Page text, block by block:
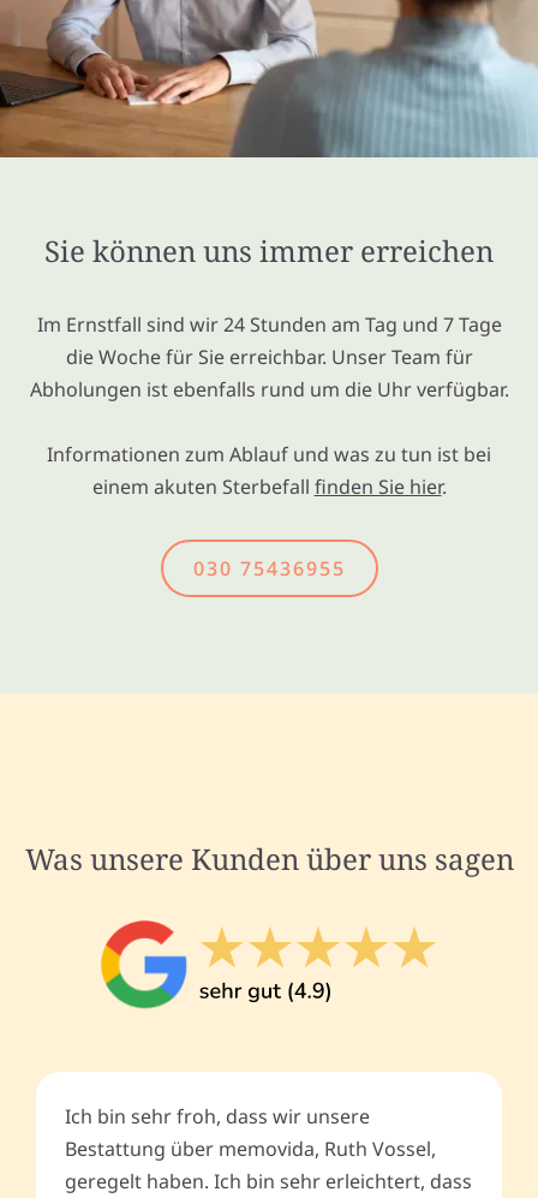
Sie können uns immer erreichen
Im Ernstfall sind wir 24 Stunden am Tag und 7 Tage
die Woche für Sie erreichbar. Unser Team für
Abholungen ist ebenfalls rund um die Uhr verfügbar.
Informationen zum Ablauf und was zu tun ist bei
einem akuten Sterbefall finden Sie hier.
030 75436955
Was unsere Kunden über uns sagen
Ich bin sehr froh, dass wir unsere
Bestattung über memovida, Ruth Vossel,
geregelt haben. Ich bin sehr erleichtert, dass